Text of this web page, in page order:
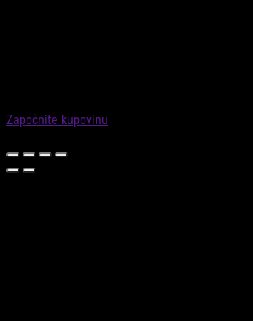
Započnite kupovinu